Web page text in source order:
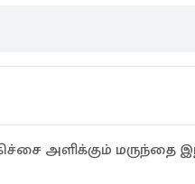
அளிக்கும் மருந்தை